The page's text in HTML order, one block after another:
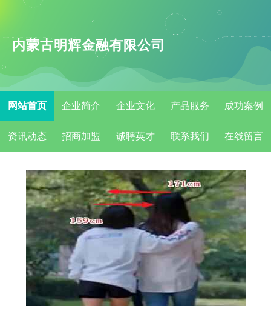
内蒙古明辉金融有限公司
网站首页 企业简介 企业文化 产品服务 成功案例
资讯动态 招商加盟 诚聘英才 联系我们 在线留言